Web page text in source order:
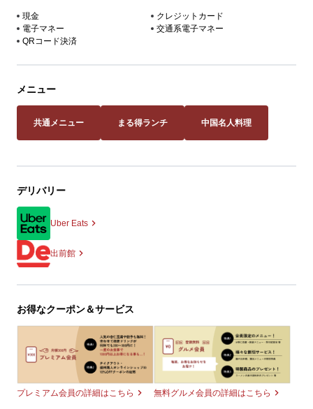
現金
クレジットカード
電子マネー
交通系電子マネー
QRコード決済
メニュー
共通メニュー まる得ランチ 中国名人料理
デリバリー
Uber Eats
出前館
お得なクーポン＆サービス
プレミアム会員の詳細はこちら 無料グルメ会員の詳細はこちら